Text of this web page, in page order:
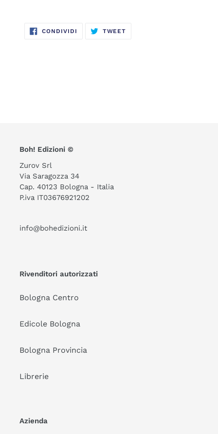
CONDIVIDI CONDIVIDITWEET
Boh! Edizioni ©
Zurov Srl
Via Saragozza 34
Cap. 40123 Bologna - Italia
P.iva IT03676921202
info@bohedizioni.it
Rivenditori autorizzati
Bologna Centro
Edicole Bologna
Bologna Provincia
Librerie
Azienda